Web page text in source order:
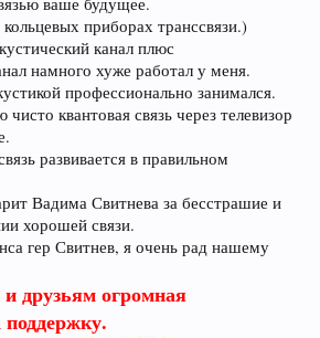
приборах транссвязи.)
канал плюс
намного хуже работал у меня.
профессионально занимался.
квантовая связь через телевизор
развивается в правильном
Вадима Свитнева за бесстрашие и
хорошей связи.
гер Свитнев, я очень рад нашему
друзьям огромная
поддержку.